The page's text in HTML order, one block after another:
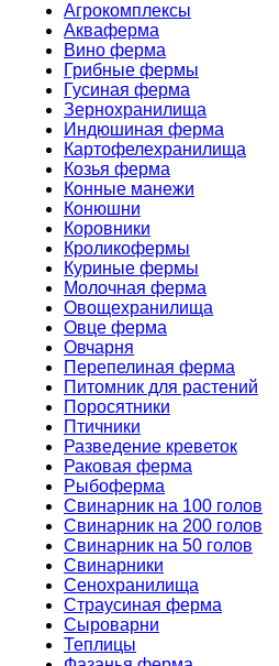
Агрокомплексы
Акваферма
Вино ферма
Грибные фермы
Гусиная ферма
Зернохранилища
Индюшиная ферма
Картофелехранилища
Козья ферма
Конные манежи
Конюшни
Коровники
Кроликофермы
Куриные фермы
Молочная ферма
Овощехранилища
Овце ферма
Овчарня
Перепелиная ферма
Питомник для растений
Поросятники
Птичники
Разведение креветок
Раковая ферма
Рыбоферма
Свинарник на 100 голов
Свинарник на 200 голов
Свинарник на 50 голов
Свинарники
Сенохранилища
Страусиная ферма
Сыроварни
Теплицы